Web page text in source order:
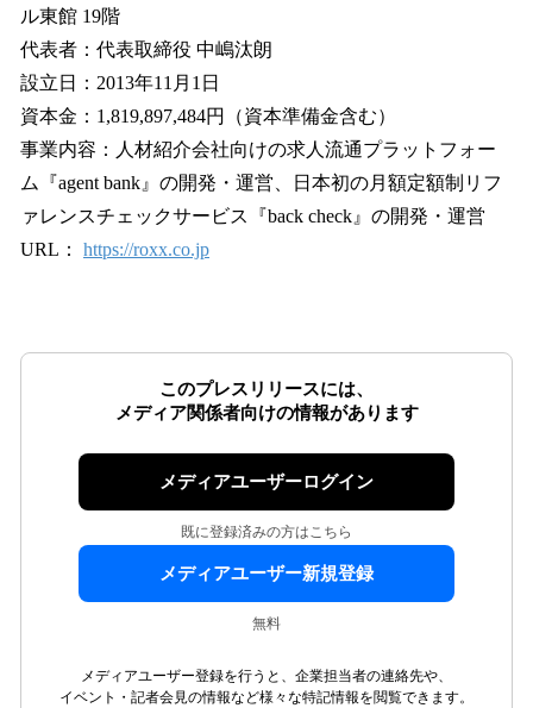
ル東館 19階
代表者：代表取締役 中嶋汰朗
設立日：2013年11月1日
資本金：1,819,897,484円（資本準備金含む）
事業内容：人材紹介会社向けの求人流通プラットフォー
ム『agent bank』の開発・運営、日本初の月額定額制リフ
ァレンスチェックサービス『back check』の開発・運営
URL： https://roxx.co.jp
このプレスリリースには、
メディア関係者向けの情報があります
メディアユーザーログイン
既に登録済みの方はこちら
メディアユーザー新規登録
無料
メディアユーザー登録を行うと、企業担当者の連絡先や、
イベント・記者会見の情報など様々な特記情報を閲覧できます。